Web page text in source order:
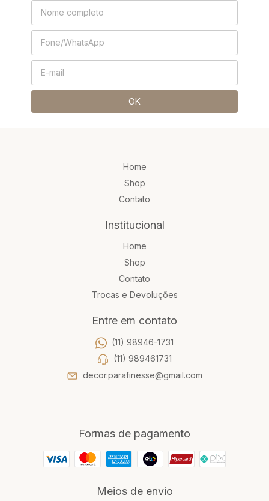
Home
Shop
Contato
Institucional
Home
Shop
Contato
Trocas e Devoluções
Entre em contato
(11) 98946-1731
(11) 989461731
decor.parafinesse@gmail.com
Formas de pagamento
Meios de envio